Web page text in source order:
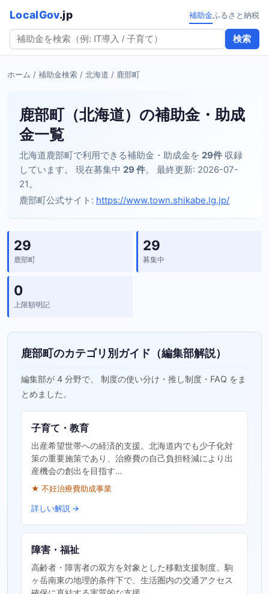
LocalGov.jp
検索
補助金ふるさと納税
ホーム / 補助金検索 / 北海道 / 鹿部町
鹿部町（北海道）の補助金・助成
金一覧
北海道鹿部町で利用できる補助金・助成金を 29件 収録
しています。 現在募集中 29 件。 最終更新: 2026-07-
21。
鹿部町公式サイト: https://www.town.shikabe.lg.jp/
29
鹿部町
29
募集中
0
上限額明記
鹿部町のカテゴリ別ガイド（編集部解説）
編集部が 4 分野で、 制度の使い分け・推し制度・FAQ をま
とめました。
子育て・教育
出産希望世帯への経済的支援。北海道内でも少子化対
策の重要施策であり、治療費の自己負担軽減により出
産機会の創出を目指す…
★ 不妊治療費助成事業
詳しい解説 →
障害・福祉
高齢者・障害者の双方を対象とした移動支援制度。駒
ヶ岳南東の地理的条件下で、生活圏内の交通アクセス